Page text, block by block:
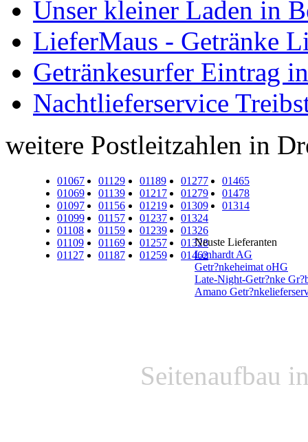
Unser kleiner Laden in
LieferMaus - Getränke
Getränkesurfer Eintrag
Nachtlieferservice
weitere Postleitzahlen in
01067
01069
01097
01099
01108
01109
01127
01129
01139
01156
01157
01159
01169
01187
01189
01217
01219
01237
01239
01257
01259
01277
01279
01309
01324
01326
01328
01462
01465
01478
01314
Neuste Lieferanten
Lenhardt AG
Getr?nkeheimat oHG
Late-Night-Getr?nke
Amano
Seitenaufbau